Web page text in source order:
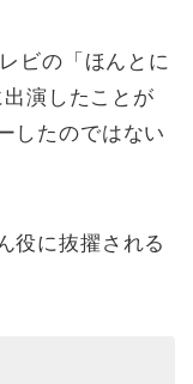
ビの「ほんとに
演したことが
したのではない
役に抜擢される